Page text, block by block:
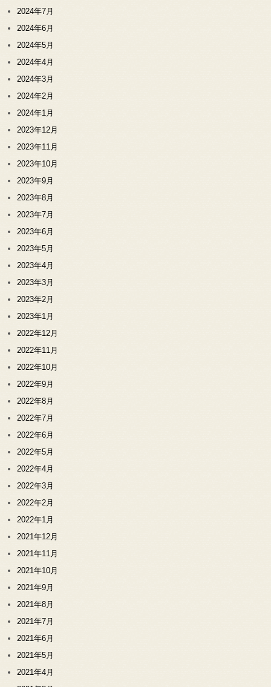
2024年7月
2024年6月
2024年5月
2024年4月
2024年3月
2024年2月
2024年1月
2023年12月
2023年11月
2023年10月
2023年9月
2023年8月
2023年7月
2023年6月
2023年5月
2023年4月
2023年3月
2023年2月
2023年1月
2022年12月
2022年11月
2022年10月
2022年9月
2022年8月
2022年7月
2022年6月
2022年5月
2022年4月
2022年3月
2022年2月
2022年1月
2021年12月
2021年11月
2021年10月
2021年9月
2021年8月
2021年7月
2021年6月
2021年5月
2021年4月